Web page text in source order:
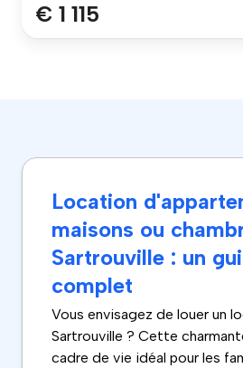
€ 1 115
Location
maisons ou
Sartrouville : un
complet
Vous envisagez de louer un
Sartrouville ? Cette
cadre de vie idéal pour les